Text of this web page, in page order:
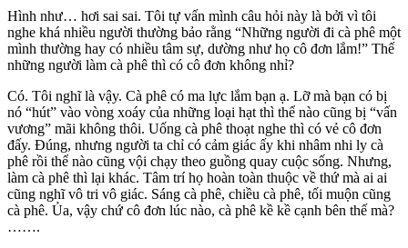
Hình như… hơi sai sai. Tôi tự vấn mình câu hỏi này là bởi vì tôi
nghe khá nhiều người thường bảo rằng “Những người đi cà phê một
mình thường hay có nhiều tâm sự, dường như họ cô đơn lắm!” Thế
những người làm cà phê thì có cô đơn không nhỉ?
Có. Tôi nghĩ là vậy. Cà phê có ma lực lắm bạn ạ. Lỡ mà bạn có bị
nó “hút” vào vòng xoáy của những loại hạt thì thể nào cũng bị “vấn
vương” mãi không thôi. Uống cà phê thoạt nghe thì có vẻ cô đơn
đấy. Đúng, nhưng người ta chỉ có cảm giác ấy khi nhâm nhi ly cà
phê rồi thể nào cũng vội chạy theo guồng quay cuộc sống. Nhưng,
làm cà phê thì lại khác. Tâm trí họ hoàn toàn thuộc về thứ mà ai ai
cũng nghĩ vô tri vô giác. Sáng cà phê, chiều cà phê, tối muộn cũng
cà phê. Ủa, vậy chứ cô đơn lúc nào, cà phê kề kề cạnh bên thế mà?
…….